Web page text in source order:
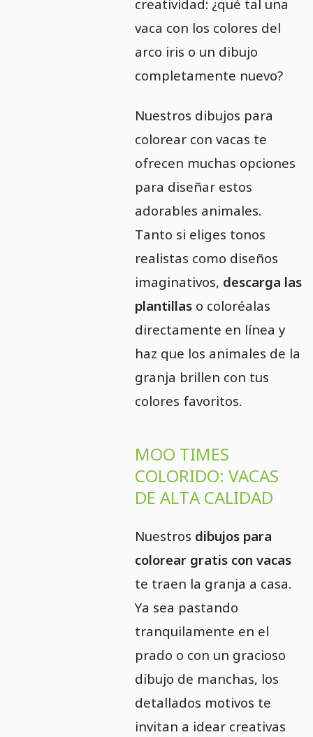
creatividad: ¿qué tal una
vaca con los colores del
arco iris o un dibujo
completamente nuevo?
Nuestros dibujos para
colorear con vacas te
ofrecen muchas opciones
para diseñar estos
adorables animales.
Tanto si eliges tonos
realistas como diseños
imaginativos, descarga las
plantillas o coloréalas
directamente en línea y
haz que los animales de la
granja brillen con tus
colores favoritos.
MOO TIMES
COLORIDO: VACAS
DE ALTA CALIDAD
Nuestros dibujos para
colorear gratis con vacas
te traen la granja a casa.
Ya sea pastando
tranquilamente en el
prado o con un gracioso
dibujo de manchas, los
detallados motivos te
invitan a idear creativas